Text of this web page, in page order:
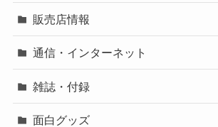
販売店情報
通信・インターネット
雑誌・付録
面白グッズ